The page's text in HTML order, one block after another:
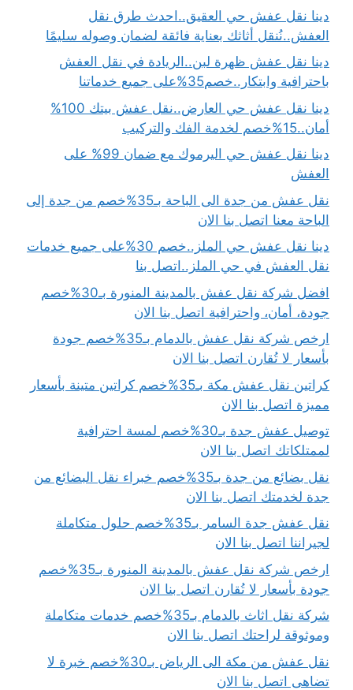
دينا نقل عفش حي العقيق..احدث طرق نقل
العفش..نُنقل أثاثك بعناية فائقة لضمان وصوله سليمًا
دينا نقل عفش ظهرة لبن..الريادة في نقل العفش
باحترافية وابتكار..خصم35%على جميع خدماتنا
دينا نقل عفش حي العارض..نقل عفش بيتك 100%
أمان..15%خصم لخدمة الفك والتركيب
دينا نقل عفش حي اليرموك مع ضمان 99% على
العفش
نقل عفش من جدة الى الباحة بـ35%خصم من جدة إلى
الباحة معنا اتصل بنا الان
دينا نقل عفش حي الملز..خصم 30%على جميع خدمات
نقل العفش في حي الملز..اتصل بنا
افضل شركة نقل عفش بالمدينة المنورة بـ30%خصم
جودة، أمان، واحترافية اتصل بنا الان
ارخص شركة نقل عفش بالدمام بـ35%خصم جودة
بأسعار لا تُقارن اتصل بنا الان
كراتين نقل عفش مكة بـ35%خصم كراتين متينة بأسعار
مميزة اتصل بنا الان
توصيل عفش جدة بـ30%خصم لمسة احترافية
لممتلكاتك اتصل بنا الان
نقل بضائع من جدة بـ35%خصم خبراء نقل البضائع من
جدة لخدمتك اتصل بنا الان
نقل عفش جدة السامر بـ35%خصم حلول متكاملة
لجيراننا اتصل بنا الان
ارخص شركة نقل عفش بالمدينة المنورة بـ35%خصم
جودة بأسعار لا تُقارن اتصل بنا الان
شركة نقل اثاث بالدمام بـ35%خصم خدمات متكاملة
وموثوقة لراحتك اتصل بنا الان
نقل عفش من مكة الى الرياض بـ30%خصم خبرة لا
تضاهى اتصل بنا الان